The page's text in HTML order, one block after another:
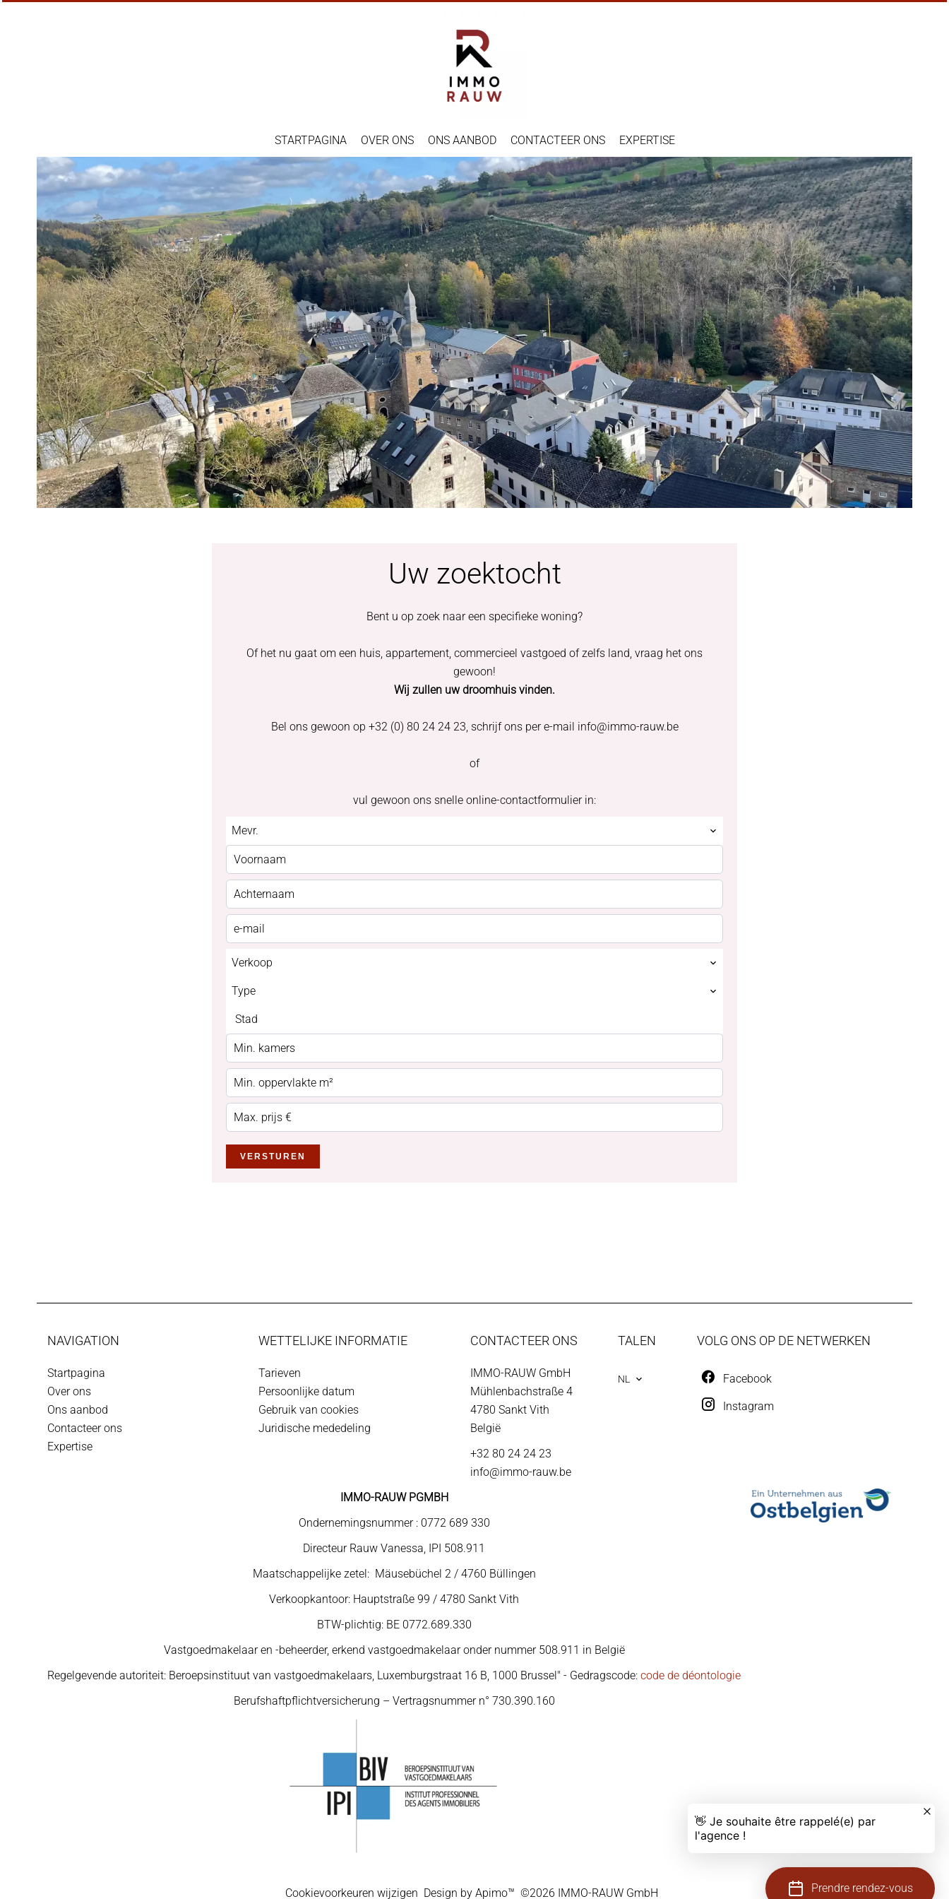
STARTPAGINA OVER ONS ONS AANBOD CONTACTEER ONS EXPERTISE
Uw zoektocht
Bent u op zoek naar een specifieke woning?
Of het nu gaat om een huis, appartement, commercieel vastgoed of zelfs land, vraag het ons
gewoon!
Wij zullen uw droomhuis vinden.
Bel ons gewoon op +32 (0) 80 24 24 23, schrijf ons per e-mail info@immo-rauw.be
of
vul gewoon ons snelle online-contactformulier in:
Mevr.
Verkoop
Type
Stad
VERSTUREN
NAVIGATION
Startpagina
Over ons
Ons aanbod
Contacteer ons
Expertise
WETTELIJKE INFORMATIE
Tarieven
Persoonlijke datum
Gebruik van cookies
Juridische mededeling
CONTACTEER ONS
IMMO-RAUW GmbH
Mühlenbachstraße 4
4780 Sankt Vith
België
+32 80 24 24 23
info@immo-rauw.be
TALEN
NL
VOLG ONS OP DE NETWERKEN
Facebook
Instagram
IMMO-RAUW PGMBH
Ondernemingsnummer : 0772 689 330
Directeur Rauw Vanessa, IPI 508.911
Maatschappelijke zetel: Mäusebüchel 2 / 4760 Büllingen
Verkoopkantoor: Hauptstraße 99 / 4780 Sankt Vith
BTW-plichtig: BE 0772.689.330
Vastgoedmakelaar en -beheerder, erkend vastgoedmakelaar onder nummer 508.911 in België
Regelgevende autoriteit: Beroepsinstituut van vastgoedmakelaars, Luxemburgstraat 16 B, 1000 Brussel" - Gedragscode: code de déontologie
Berufshaftpflichtversicherung – Vertragsnummer n° 730.390.160
Cookievoorkeuren wijzigen Design by Apimo™ ©2026 IMMO-RAUW GmbH Prendre rendez-vous